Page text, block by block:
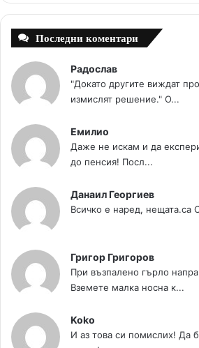
t
Последни коментари
Радослав
"Докато другите виждат
измислят решение." О...
Емилио
Даже не искам и да
до пенсия! Посл...
Данаил Георгиев
Всичко е наред, нещата.са
Григор Григоров
При възпалено гърло
Вземете малка носна к...
Koko
И аз това си помислих! Да